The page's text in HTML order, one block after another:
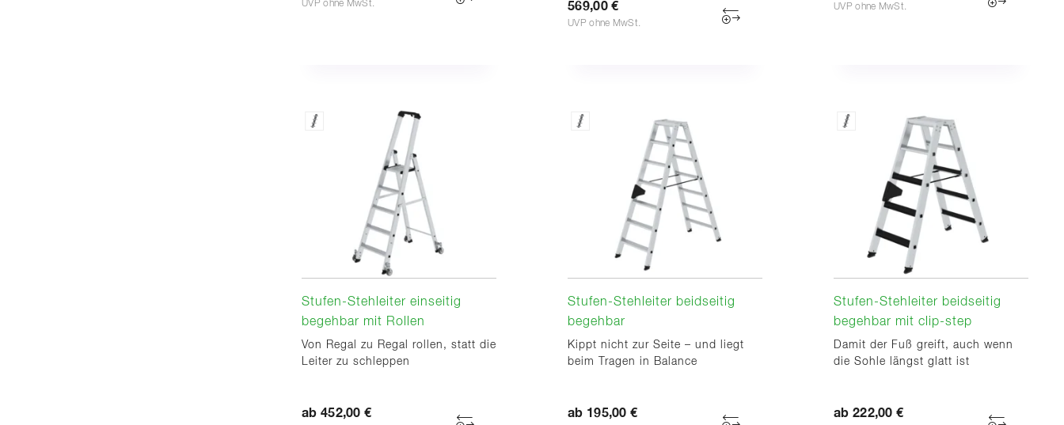
UVP ohne MwSt. 569,00 €
UVP ohne MwSt.
UVP ohne MwSt.
Stufen-Stehleiter einseitig
begehbar mit Rollen
Von Regal zu Regal rollen, statt die
Leiter zu schleppen
ab 452,00 €
Stufen-Stehleiter beidseitig
begehbar
Kippt nicht zur Seite – und liegt
beim Tragen in Balance
ab 195,00 €
Stufen-Stehleiter beidseitig
begehbar mit clip-step
Damit der Fuß greift, auch wenn
die Sohle längst glatt ist
ab 222,00 €